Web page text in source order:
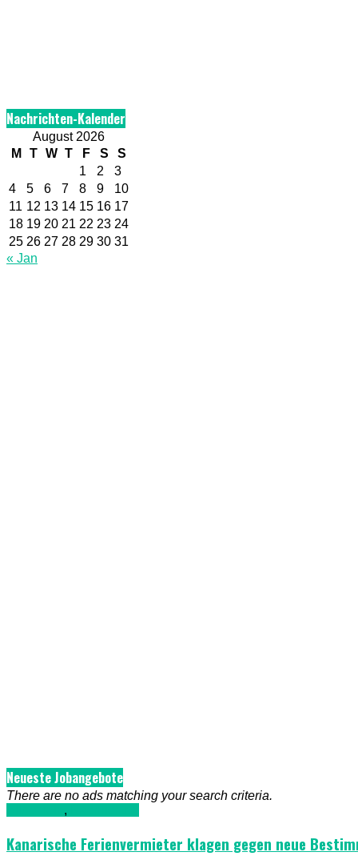
Nachrichten-Kalender
August 2026
M
T W T F S
S
1
2
3
4
5 6 7 8 9
10
11 12 13 14 15 16 17
18 19 20 21 22 23 24
25 26 27 28 29 30 31
« Jan
Neueste Jobangebote
There are no ads matching your search criteria.
,
Kanarische Ferienvermieter klagen gegen neue